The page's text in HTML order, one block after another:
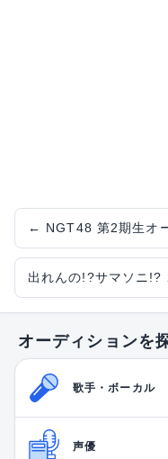
← NGT48 第2期生オ
出れんの!?サマソニ!?
オーディションを
歌手・ボーカル
声優